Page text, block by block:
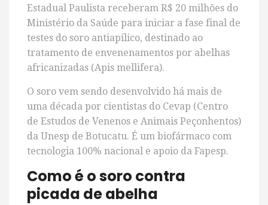
Estadual Paulista receberam R$ 20 milhões do
Ministério da Saúde para iniciar a fase final de
testes do soro antiapílico, destinado ao
tratamento de envenenamentos por abelhas
africanizadas (Apis mellifera).
O soro vem sendo desenvolvido há mais de
uma década por cientistas do Cevap (Centro
de Estudos de Venenos e Animais Peçonhentos)
da Unesp de Botucatu. É um biofármaco com
tecnologia 100% nacional e apoio da Fapesp.
Como é o soro contra
picada de abelha